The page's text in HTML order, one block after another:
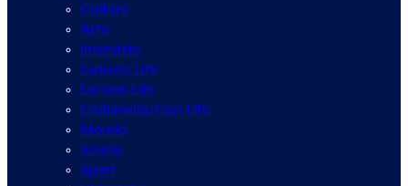
Cultura
Arte
Interviste
Lanuvio Life
Lariano Life
Giulianello/Cori Life
Mondo
Scuola
Sport